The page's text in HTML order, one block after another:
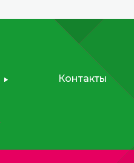
Контакты